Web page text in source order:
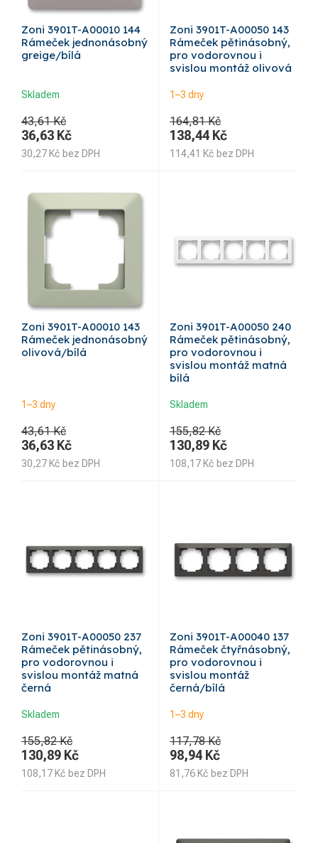
Zoni 3901T-A00010 144
Rámeček jednonásobný
greige/bílá
Skladem
43,61 Kč
36,63 Kč
30,27 Kč bez DPH
Zoni 3901T-A00050 143
Rámeček pětinásobný,
pro vodorovnou i
svislou montáž olivová
1–3 dny
164,81 Kč
138,44 Kč
114,41 Kč bez DPH
Zoni 3901T-A00010 143
Rámeček jednonásobný
olivová/bílá
1–3 dny
43,61 Kč
36,63 Kč
30,27 Kč bez DPH
Zoni 3901T-A00050 240
Rámeček pětinásobný,
pro vodorovnou i
svislou montáž matná
bílá
Skladem
155,82 Kč
130,89 Kč
108,17 Kč bez DPH
Zoni 3901T-A00050 237
Rámeček pětinásobný,
pro vodorovnou i
svislou montáž matná
černá
Skladem
155,82 Kč
130,89 Kč
108,17 Kč bez DPH
Zoni 3901T-A00040 137
Rámeček čtyřnásobný,
pro vodorovnou i
svislou montáž
černá/bílá
1–3 dny
117,78 Kč
98,94 Kč
81,76 Kč bez DPH